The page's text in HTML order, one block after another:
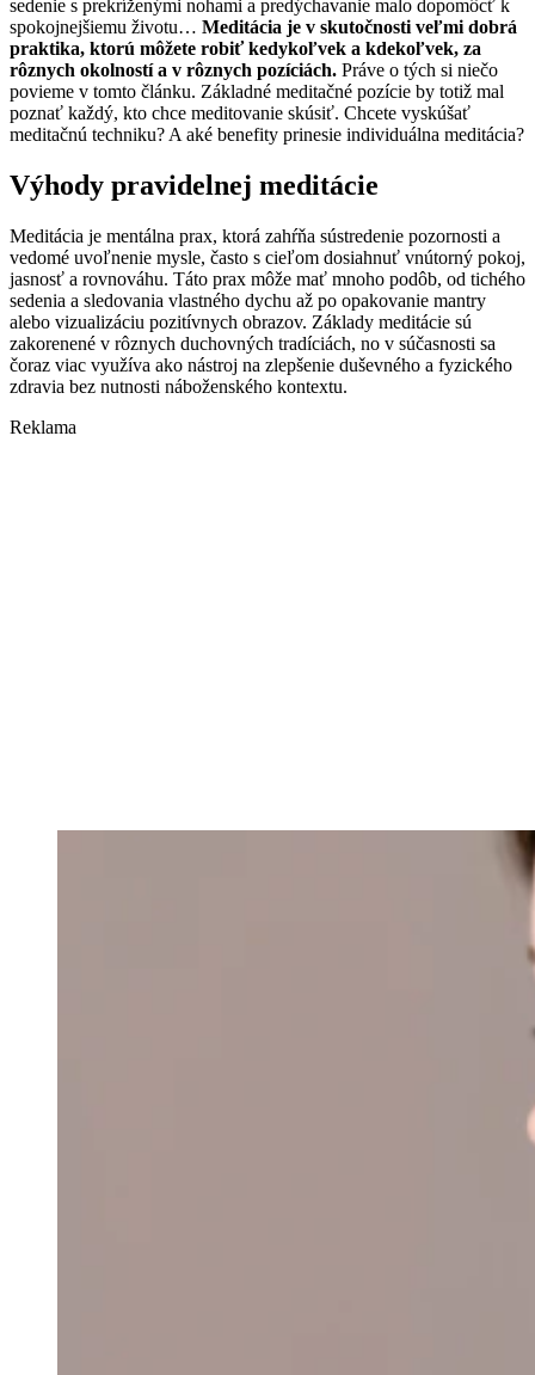
sedenie s prekríženými nohami a predýchavanie malo dopomôcť k
spokojnejšiemu životu… Meditácia je v skutočnosti veľmi dobrá
praktika, ktorú môžete robiť kedykoľvek a kdekoľvek, za
rôznych okolností a v rôznych pozíciách. Práve o tých si niečo
povieme v tomto článku. Základné meditačné pozície by totiž mal
poznať každý, kto chce meditovanie skúsiť. Chcete vyskúšať
meditačnú techniku? A aké benefity prinesie individuálna meditácia?
Výhody pravidelnej meditácie
Meditácia je mentálna prax, ktorá zahŕňa sústredenie pozornosti a
vedomé uvoľnenie mysle, často s cieľom dosiahnuť vnútorný pokoj,
jasnosť a rovnováhu. Táto prax môže mať mnoho podôb, od tichého
sedenia a sledovania vlastného dychu až po opakovanie mantry
alebo vizualizáciu pozitívnych obrazov. Základy meditácie sú
zakorenené v rôznych duchovných tradíciách, no v súčasnosti sa
čoraz viac využíva ako nástroj na zlepšenie duševného a fyzického
zdravia bez nutnosti náboženského kontextu.
Reklama